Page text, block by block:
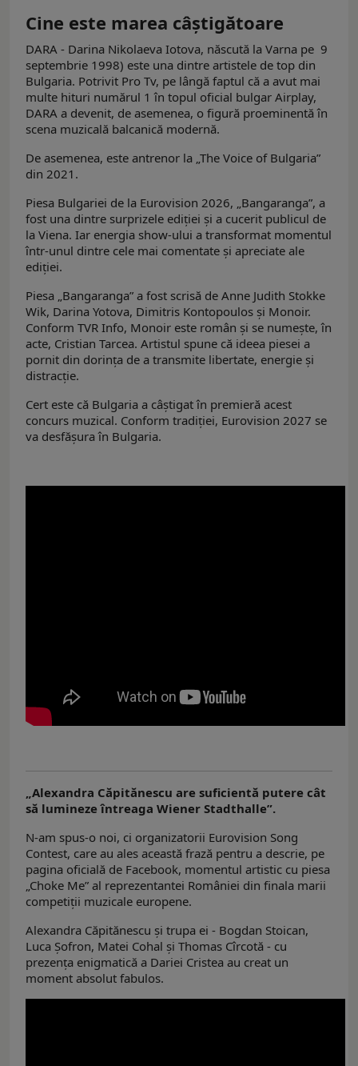
Cine este marea câştigătoare
DARA - Darina Nikolaeva Iotova, născută la Varna pe 9
septembrie 1998) este una dintre artistele de top din
Bulgaria. Potrivit Pro Tv, pe lângă faptul că a avut mai
multe hituri numărul 1 în topul oficial bulgar Airplay,
DARA a devenit, de asemenea, o figură proeminentă în
scena muzicală balcanică modernă.
De asemenea, este antrenor la „The Voice of Bulgaria”
din 2021.
Piesa Bulgariei de la Eurovision 2026, „Bangaranga”, a
fost una dintre surprizele ediției și a cucerit publicul de
la Viena. Iar energia show-ului a transformat momentul
într-unul dintre cele mai comentate și apreciate ale
ediției.
Piesa „Bangaranga” a fost scrisă de Anne Judith Stokke
Wik, Darina Yotova, Dimitris Kontopoulos și Monoir.
Conform TVR Info, Monoir este român şi se numeşte, în
acte, Cristian Tarcea. Artistul spune că ideea piesei a
pornit din dorința de a transmite libertate, energie și
distracție.
Cert este că Bulgaria a câştigat în premieră acest
concurs muzical. Conform tradiţiei, Eurovision 2027 se
va desfăşura în Bulgaria.
„Alexandra Căpitănescu are suficientă putere cât
să lumineze întreaga Wiener Stadthalle”.
N-am spus-o noi, ci organizatorii Eurovision Song
Contest, care au ales această frază pentru a descrie, pe
pagina oficială de Facebook, momentul artistic cu piesa
„Choke Me” al reprezentantei României din finala marii
competiţii muzicale europene.
Alexandra Căpitănescu şi trupa ei - Bogdan Stoican,
Luca Șofron, Matei Cohal și Thomas Cîrcotă - cu
prezenţa enigmatică a Dariei Cristea au creat un
moment absolut fabulos.